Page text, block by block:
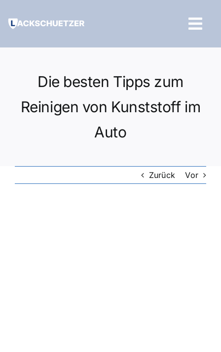
Inhalt
Die besten Tipps zum
Reinigen von Kunststoff im
Auto
Zurück Vor